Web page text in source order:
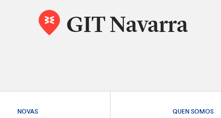
GIT Navarra
NOVAS QUEN SOMOS